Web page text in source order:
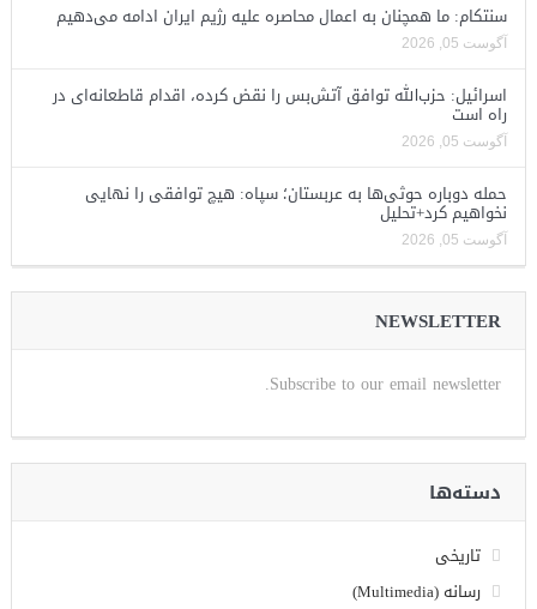
سنتکام: ما همچنان به اعمال محاصره علیه رژیم ایران ادامه می‌دهیم
آگوست 05, 2026
اسرائیل: حزب‌الله توافق آتش‌بس را نقض کرده، اقدام قاطعانه‌ای در
راه است
آگوست 05, 2026
حمله دوباره حوثی‌ها به عربستان؛ سپاه: هیچ توافقی را نهایی
نخواهیم کرد+تحلیل
آگوست 05, 2026
NEWSLETTER
Subscribe to our email newsletter.
دسته‌ها
تاریخی
رسانه (Multimedia)